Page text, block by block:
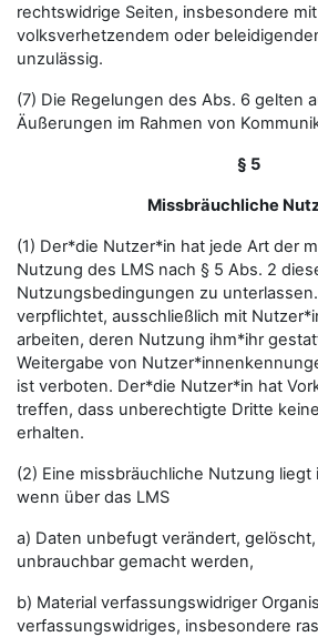
rechtswidrige Seiten, insbesondere
volksverhetzendem oder
unzulässig.
(7) Die Regelungen des Abs. 6 gelten
Äußerungen im Rahmen von
§ 5
Missbräuchliche
(1) Der*die Nutzer*in hat jede Art der
Nutzung des LMS nach § 5 Abs. 2
Nutzungsbedingungen zu
verpflichtet, ausschließlich mit
arbeiten, deren Nutzung ihm*ihr
Weitergabe von
ist verboten. Der*die Nutzer*in hat
treffen, dass unberechtigte Dritte
erhalten.
(2) Eine missbräuchliche Nutzung liegt
wenn über das LMS
a) Daten unbefugt verändert,
unbrauchbar gemacht werden,
b) Material verfassungswidriger
verfassungswidriges, insbesondere